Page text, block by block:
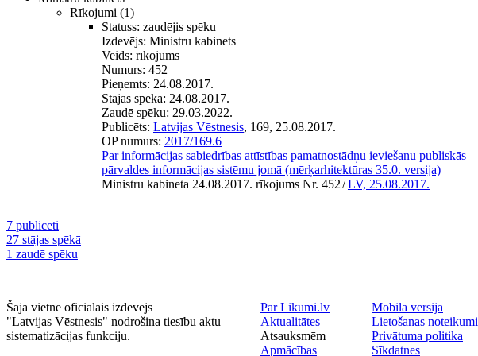
Rīkojumi (1)
Statuss: zaudējis spēku
Izdevējs: Ministru kabinets
Veids: rīkojums
Numurs: 452
Pieņemts: 24.08.2017.
Stājas spēkā: 24.08.2017.
Zaudē spēku: 29.03.2022.
Publicēts: Latvijas Vēstnesis, 169, 25.08.2017.
OP numurs: 2017/169.6
Par informācijas sabiedrības attīstības pamatnostādņu ieviešanu publiskās
pārvaldes informācijas sistēmu jomā (mērķarhitektūras 35.0. versija)
Ministru kabineta 24.08.2017. rīkojums Nr. 452/LV, 25.08.2017.
7 publicēti
27 stājas spēkā
1 zaudē spēku
Šajā vietnē oficiālais izdevējs
"Latvijas Vēstnesis" nodrošina tiesību aktu
sistematizācijas funkciju.
Par Likumi.lv
Aktualitātes
Atsauksmēm
Apmācības
Mobilā versija
Lietošanas noteikumi
Privātuma politika
Sīkdatnes